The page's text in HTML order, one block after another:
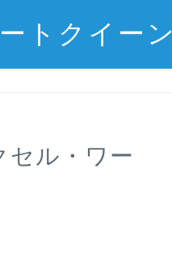
トクイーン
ル・ワー